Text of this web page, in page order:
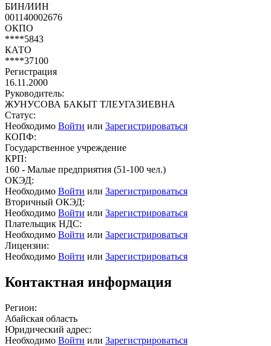
БИН/ИИН
001140002676
ОКПО
****5843
КАТО
****37100
Регистрация
16.11.2000
Руководитель:
ЖУНУСОВА БАКЫТ ТЛЕУГАЗИЕВНА
Статус:
Необходимо Войти или Зарегистрироваться
КОПФ:
Государственное учреждение
КРП:
160 - Малые предприятия (51-100 чел.)
ОКЭД:
Необходимо Войти или Зарегистрироваться
Вторичный ОКЭД:
Необходимо Войти или Зарегистрироваться
Плательщик НДС:
Необходимо Войти или Зарегистрироваться
Лицензии:
Необходимо Войти или Зарегистрироваться
Контактная информация
Регион:
Абайская область
Юридический адрес:
Необходимо Войти или Зарегистрироваться